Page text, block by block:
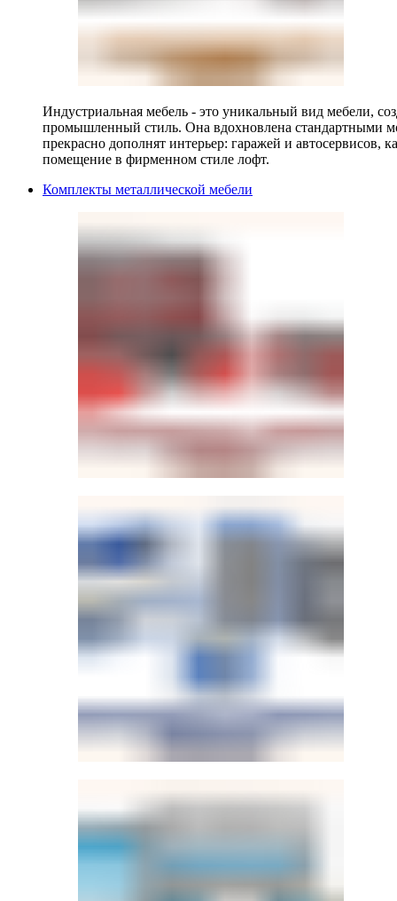
Индустриальная мебель - это уникальный вид мебели,
промышленный стиль. Она вдохновлена стандартными
прекрасно дополнят интерьер: гаражей и автосервисов,
помещение в фирменном стиле лофт.
Комплекты металлической мебели